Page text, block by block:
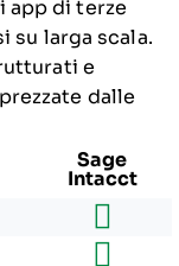
app di terze
su larga scala.
e
dalle
Sage
Intacct